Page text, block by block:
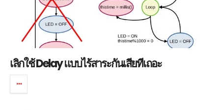
เลิกใช้ Delay แบบไร้สาระกันเสียทีเถอะ